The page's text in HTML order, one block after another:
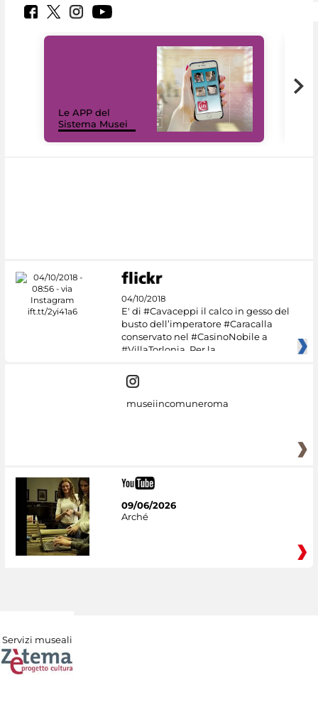
Le APP del
Sistema Musei
04/10/2018
E' di #Cavaceppi il calco in gesso del
busto dell’imperatore #Caracalla
conservato nel #CasinoNobile a
#VillaTorlonia. Per la
museiincomuneroma
09/06/2026
Arché
Servizi museali